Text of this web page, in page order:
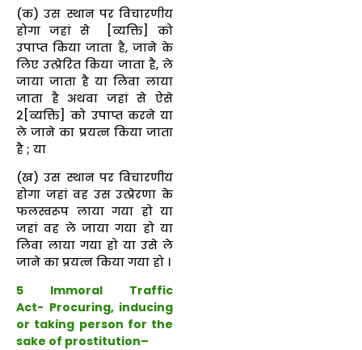
(क) उस स्थान पर विचारणीय
होगा जहां से [व्यक्ति] को
उपाप्त किया जाता है, जाने के
लिए उत्प्रेरित किया जाता है, ले
जाया जाता है या लिवा लाया
जाता है अथवा जहां से ऐसे
2[व्यक्ति] को उपाप्त करने या
ले जाने का प्रयत्न किया जाता
है ; या
(ख) उस स्थान पर विचारणीय
होगा जहां वह उस उत्प्रेरणा के
फलस्वरूप लाया गया हो या
जहां वह ले जाया गया हो या
लिवा लाया गया हो या उसे ले
जाने का प्रयत्न किया गया हो ।
5 Immoral Traffic
Act- Procuring, inducing
or taking person for the
sake of prostitution–